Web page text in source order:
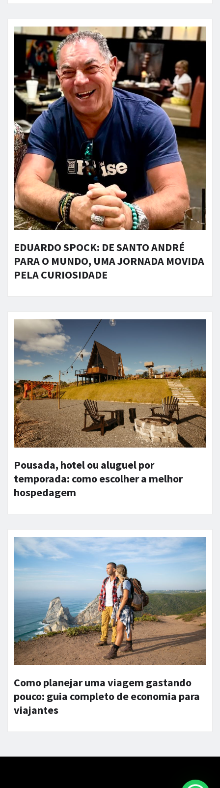
EDUARDO SPOCK: DE SANTO ANDRÉ
PARA O MUNDO, UMA JORNADA MOVIDA
PELA CURIOSIDADE
Pousada, hotel ou aluguel por
temporada: como escolher a melhor
hospedagem
Como planejar uma viagem gastando
pouco: guia completo de economia para
viajantes